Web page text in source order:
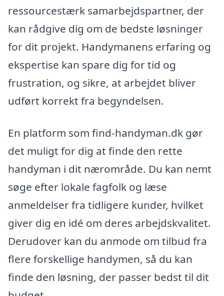
ressourcestærk samarbejdspartner, der
kan rådgive dig om de bedste løsninger
for dit projekt. Handymanens erfaring og
ekspertise kan spare dig for tid og
frustration, og sikre, at arbejdet bliver
udført korrekt fra begyndelsen.
En platform som find-handyman.dk gør
det muligt for dig at finde den rette
handyman i dit nærområde. Du kan nemt
søge efter lokale fagfolk og læse
anmeldelser fra tidligere kunder, hvilket
giver dig en idé om deres arbejdskvalitet.
Derudover kan du anmode om tilbud fra
flere forskellige handymen, så du kan
finde den løsning, der passer bedst til dit